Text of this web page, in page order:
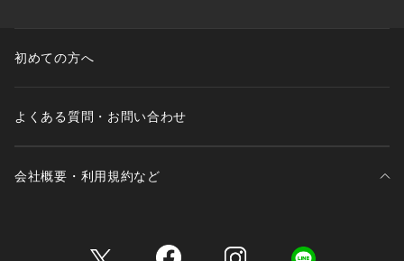
※照明の関係により、実際よりも色味が違って見える場合があ
ります。また、パソコン・スマートフォンなどの環境により、
初めての方へ
よくある質問・お問い合わせ
会社概要・利用規約など